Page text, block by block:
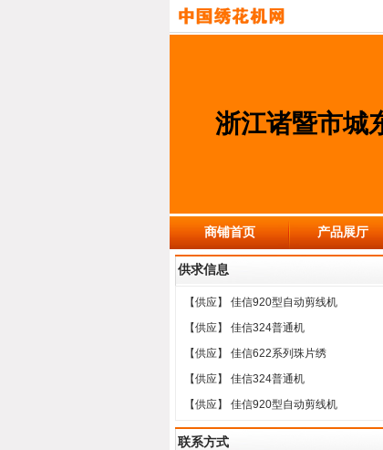
浙江诸暨市城
商铺首页 产品展厅
供求信息
【供应】 佳信920型自动剪线机
【供应】 佳信324普通机
【供应】 佳信622系列珠片绣
【供应】 佳信324普通机
【供应】 佳信920型自动剪线机
联系方式